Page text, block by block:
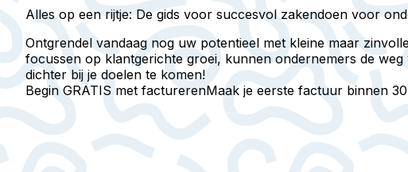
Alles op een rijtje: De gids voor succesvol zakendoen voor
Ontgrendel vandaag nog uw potentieel met kleine maar
focussen op klantgerichte groei, kunnen ondernemers de
dichter bij je doelen te komen!
Begin GRATIS met facturerenMaak je eerste factuur binnen